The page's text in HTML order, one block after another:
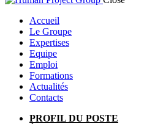
Accueil
Le Groupe
Expertises
Equipe
Emploi
Formations
Actualités
Contacts
PROFIL DU POSTE